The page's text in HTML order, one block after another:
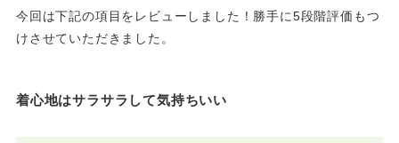
今回は下記の項目をレビューしました！勝手に5段階評価もつ
けさせていただきました。
着心地はサラサラして気持ちいい